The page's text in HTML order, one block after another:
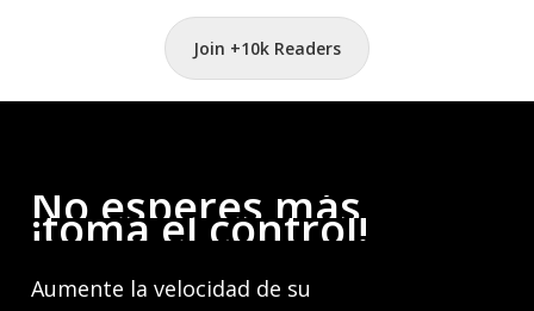
Join +10k Readers
Noesperesmás,
¡toma el control!
Aumente la velocidad de su